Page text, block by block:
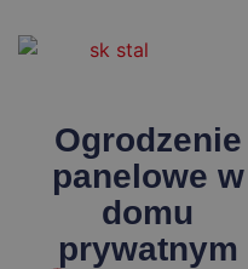
Ogrodzenie
panelowe w
domu
prywatnym